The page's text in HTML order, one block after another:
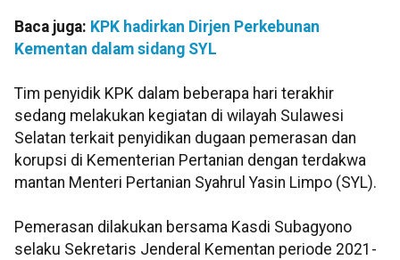
Baca juga: KPK hadirkan Dirjen Perkebunan
Kementan dalam sidang SYL
Tim penyidik KPK dalam beberapa hari terakhir
sedang melakukan kegiatan di wilayah Sulawesi
Selatan terkait penyidikan dugaan pemerasan dan
korupsi di Kementerian Pertanian dengan terdakwa
mantan Menteri Pertanian Syahrul Yasin Limpo (SYL).
Pemerasan dilakukan bersama Kasdi Subagyono
selaku Sekretaris Jenderal Kementan periode 2021-